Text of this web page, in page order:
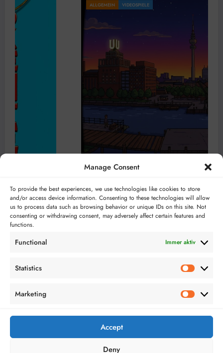
Manage Consent
To provide the best experiences, we use technologies like cookies to store
and/or access device information. Consenting to these technologies will allow
us to process data such as browsing behavior or unique IDs on this site. Not
consenting or withdrawing consent, may adversely affect certain features and
functions.
Functional Immer aktiv
Statistics Statistics
Marketing Marketing
Accept
Deny
VIDEOSPIELE
noch ein Ort war
Tjorben
Netflix
27.02.2026
Bloggerei.de TopBlogs.de